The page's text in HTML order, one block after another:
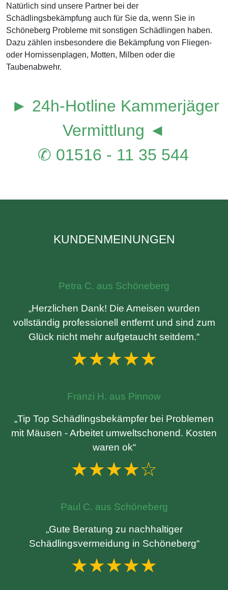
Natürlich sind unsere Partner bei der
Schädlingsbekämpfung auch für Sie da, wenn Sie in
Schöneberg Probleme mit sonstigen Schädlingen haben.
Dazu zählen insbesondere die Bekämpfung von Fliegen-
oder Hornissenplagen, Motten, Milben oder die
Taubenabwehr.
► 24h-Hotline Kammerjäger
Vermittlung ◄
✆ 01516 - 11 35 544
KUNDENMEINUNGEN
Petra C. aus Schöneberg
„Herzlichen Dank! Die Ameisen wurden
vollständig professionell entfernt und sind zum
Glück nicht mehr aufgetaucht seitdem.“
★★★★★
Franzi H. aus Pinnow
„Tip Top Schädlingsbekämpfer bei Problemen
mit Mäusen - Arbeitet umweltschonend. Kosten
waren ok“
★★★★☆
Paul C. aus Schöneberg
„Gute Beratung zu nachhaltiger
Schädlingsvermeidung in Schöneberg“
★★★★★